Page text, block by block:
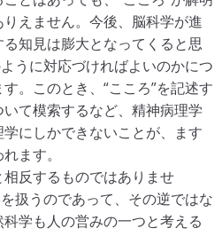
えません。今後、脳科学が進
知見は膨大となってくると思
うに対応づければよいのかにつ
。このとき、“こころ”を記述す
て模索するなど、精神病理学
にしかできないことが、ます
ます。
反するものではありませ
扱うのであって、その逆ではな
学も人の営みの一つと考える